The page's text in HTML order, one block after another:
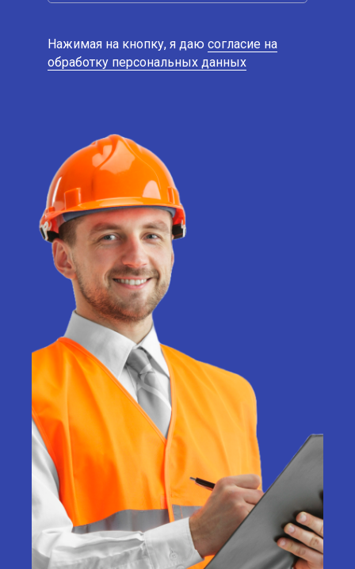
Нажимая на кнопку, я даю согласие на
обработку персональных данных